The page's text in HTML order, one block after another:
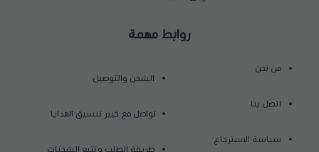
روابط مهمة
من نحن
اتصل بنا
سياسة الاسترجاع
الشحن والتوصيل
تواصل مع خبير تنسيق الهدايا
طريقة الطلب وتتبع الشحنات